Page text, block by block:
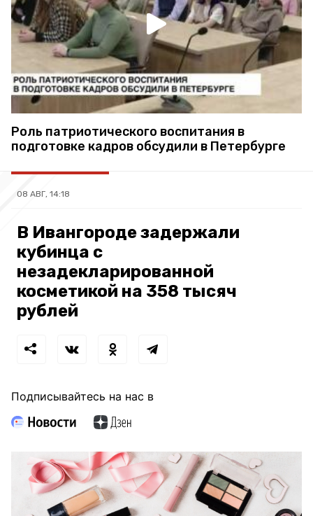
Роль патриотического воспитания в
подготовке кадров обсудили в Петербурге
08 АВГ, 14:18
В Ивангороде задержали
кубинца с
незадекларированной
косметикой на 358 тысяч
рублей
Подписывайтесь на нас в